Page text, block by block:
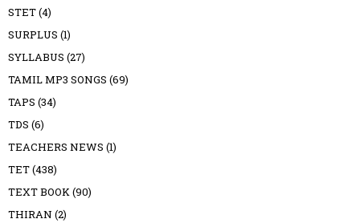
STET(4)
SURPLUS (1)
SYLLABUS (27)
TAMIL MP3 SONGS (69)
TAPS (34)
TDS (6)
TEACHERS NEWS (1)
TET(438)
TEXT BOOK(90)
THIRAN (2)